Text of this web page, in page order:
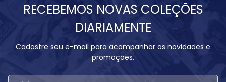
RECEBEMOS NOVAS COLEÇÕES
DIARIAMENTE
Cadastre seu e-mail para acompanhar as novidades e
promoções.